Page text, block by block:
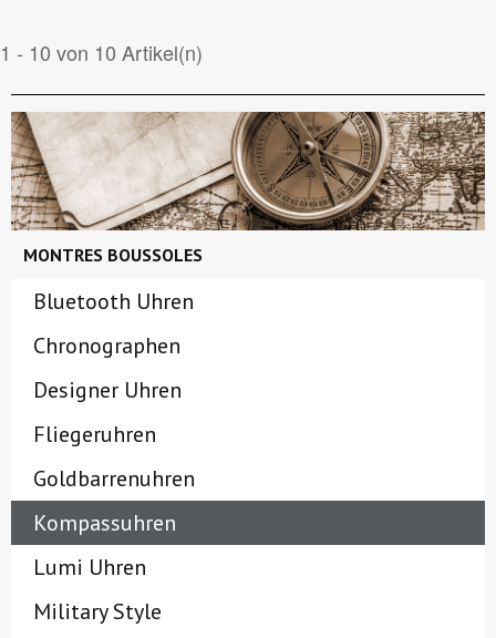
1 - 10 von 10 Artikel(n)
MONTRES BOUSSOLES
Bluetooth Uhren
Chronographen
Designer Uhren
Fliegeruhren
Goldbarrenuhren
Kompassuhren
Lumi Uhren
Military Style